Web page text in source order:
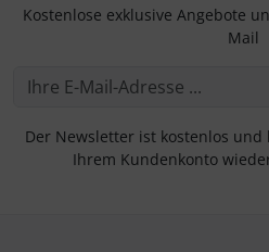
Kostenlose exklusive Angebote
Mail
Der Newsletter ist kostenlos
Ihrem Kundenkonto